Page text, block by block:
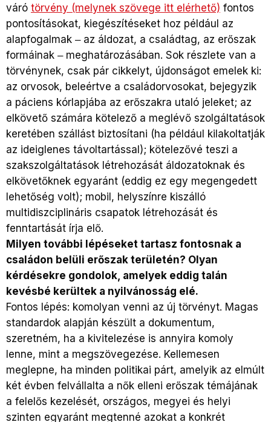
váró törvény (melynek szövege itt elérhető) fontos
pontosításokat, kiegészítéseket hoz például az
alapfogalmak ‒ az áldozat, a családtag, az erőszak
formáinak ‒ meghatározásában. Sok részlete van a
törvénynek, csak pár cikkelyt, újdonságot emelek ki:
az orvosok, beleértve a családorvosokat, bejegyzik
a páciens kórlapjába az erőszakra utaló jeleket; az
elkövető számára kötelező a meglévő szolgáltatások
keretében szállást biztosítani (ha például kilakoltatják
az ideiglenes távoltartással); kötelezővé teszi a
szakszolgáltatások létrehozását áldozatoknak és
elkövetőknek egyaránt (eddig ez egy megengedett
lehetőség volt); mobil, helyszínre kiszálló
multidiszciplináris csapatok létrehozását és
fenntartását írja elő.
Milyen további lépéseket tartasz fontosnak a
családon belüli erőszak területén? Olyan
kérdésekre gondolok, amelyek eddig talán
kevésbé kerültek a nyilvánosság elé.
Fontos lépés: komolyan venni az új törvényt. Magas
standardok alapján készült a dokumentum,
szeretném, ha a kivitelezése is annyira komoly
lenne, mint a megszövegezése. Kellemesen
meglepne, ha minden politikai párt, amelyik az elmúlt
két évben felvállalta a nők elleni erőszak témájának
a felelős kezelését, országos, megyei és helyi
szinten egyaránt megtenné azokat a konkrét